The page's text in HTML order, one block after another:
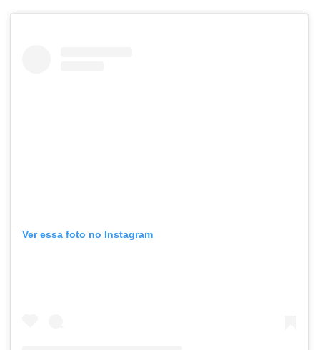
Ver essa foto no Instagram